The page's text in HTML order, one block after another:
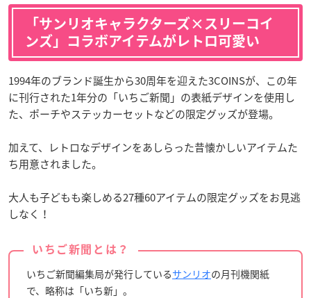
「サンリオキャラクターズ×スリーコイ
ンズ」コラボアイテムがレトロ可愛い
1994年のブランド誕生から30周年を迎えた3COINSが、この年
に刊行された1年分の「いちご新聞」の表紙デザインを使用し
た、ポーチやステッカーセットなどの限定グッズが登場。
加えて、レトロなデザインをあしらった昔懐かしいアイテムた
ち用意されました。
大人も子どもも楽しめる27種60アイテムの限定グッズをお見逃
しなく！
いちご新聞とは？
いちご新聞編集局が発行しているサンリオの月刊機関紙
で、略称は「いち新」。